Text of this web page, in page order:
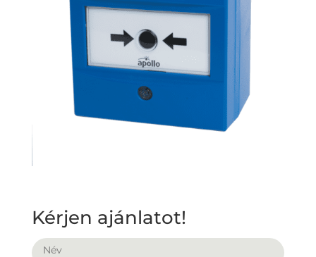
Kérjen ajánlatot!